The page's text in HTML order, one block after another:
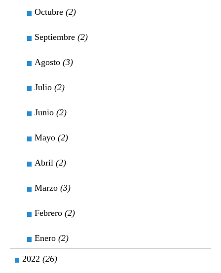
Octubre (2)
Septiembre (2)
Agosto (3)
Julio (2)
Junio (2)
Mayo (2)
Abril (2)
Marzo (3)
Febrero (2)
Enero (2)
2022 (26)